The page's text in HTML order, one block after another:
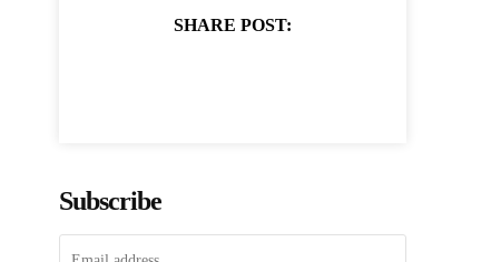
SHARE POST:
Subscribe